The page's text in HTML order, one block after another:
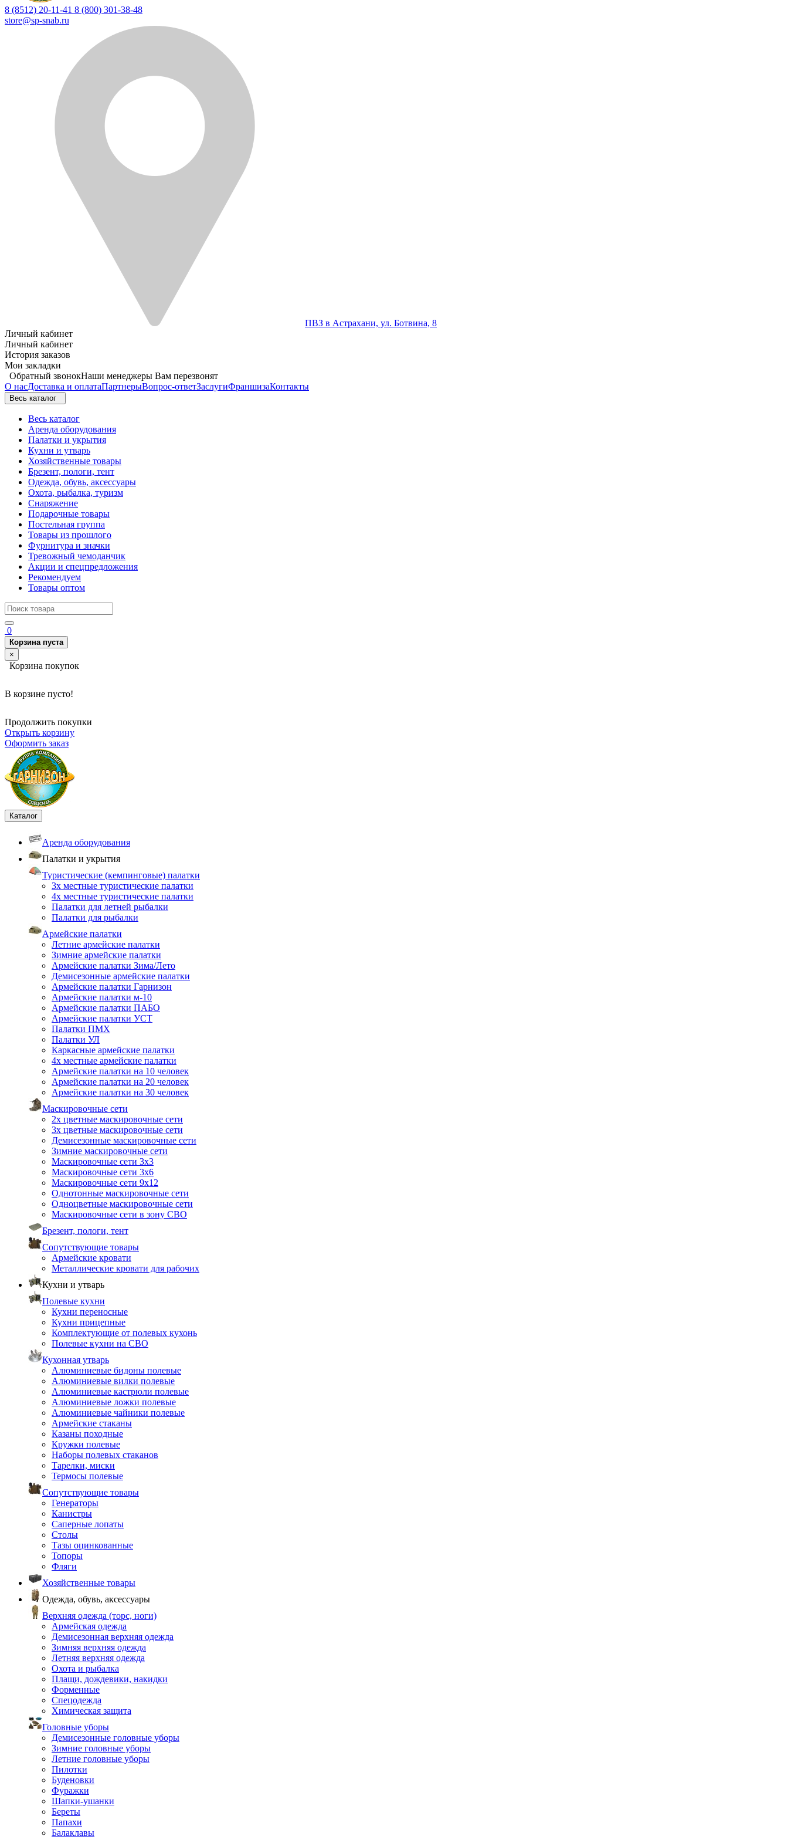
8 (8512) 20-11-41 8 (800) 301-38-48
store@sp-snab.ru
ПВЗ в Астрахани, ул. Ботвина, 8
Личный кабинет
Личный кабинет
История заказов
Мои закладки
Обратный звонокНаши менеджеры Вам перезвонят
О насДоставка и оплатаПартнерыВопрос-ответЗаслугиФраншизаКонтакты
Весь каталог
Весь каталог
Аренда оборудования
Палатки и укрытия
Кухни и утварь
Хозяйственные товары
Брезент, пологи, тент
Одежда, обувь, аксессуары
Охота, рыбалка, туризм
Снаряжение
Подарочные товары
Постельная группа
Товары из прошлого
Фурнитура и значки
Тревожный чемоданчик
Акции и спецпредложения
Рекомендуем
Товары оптом
0
Корзина пуста
×
Корзина покупок
В корзине пусто!
Продолжить покупки
Открыть корзину
Оформить заказ
Каталог
Аренда оборудования
Палатки и укрытия
Туристические (кемпинговые) палатки
3х местные туристические палатки
4х местные туристические палатки
Палатки для летней рыбалки
Палатки для рыбалки
Армейские палатки
Летние армейские палатки
Зимние армейские палатки
Армейские палатки Зима/Лето
Демисезонные армейские палатки
Армейские палатки Гарнизон
Армейские палатки м-10
Армейские палатки ПАБО
Армейские палатки УСТ
Палатки ПМХ
Палатки УЛ
Каркасные армейские палатки
4х местные армейские палатки
Армейские палатки на 10 человек
Армейские палатки на 20 человек
Армейские палатки на 30 человек
Маскировочные сети
2х цветные маскировочные сети
3х цветные маскировочные сети
Демисезонные маскировочные сети
Зимние маскировочные сети
Маскировочные сети 3х3
Маскировочные сети 3х6
Маскировочные сети 9х12
Однотонные маскировочные сети
Одноцветные маскировочные сети
Маскировочные сети в зону СВО
Брезент, пологи, тент
Сопутствующие товары
Армейские кровати
Металлические кровати для рабочих
Кухни и утварь
Полевые кухни
Кухни переносные
Кухни прицепные
Комплектующие от полевых кухонь
Полевые кухни на СВО
Кухонная утварь
Алюминиевые бидоны полевые
Алюминиевые вилки полевые
Алюминиевые кастрюли полевые
Алюминиевые ложки полевые
Алюминиевые чайники полевые
Армейские стаканы
Казаны походные
Кружки полевые
Наборы полевых стаканов
Тарелки, миски
Термосы полевые
Сопутствующие товары
Генераторы
Канистры
Саперные лопаты
Столы
Тазы оцинкованные
Топоры
Фляги
Хозяйственные товары
Одежда, обувь, аксессуары
Верхняя одежда (торс, ноги)
Армейская одежда
Демисезонная верхняя одежда
Зимняя верхняя одежда
Летняя верхняя одежда
Охота и рыбалка
Плащи, дождевики, накидки
Форменные
Спецодежда
Химическая защита
Головные уборы
Демисезонные головные уборы
Зимние головные уборы
Летние головные уборы
Пилотки
Буденовки
Фуражки
Шапки-ушанки
Береты
Папахи
Балаклавы